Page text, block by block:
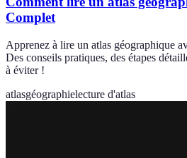
Complet
Apprenez à lire un atlas géographique
Des conseils pratiques, des étapes
à éviter !
atlasgéographielecture d'atlas